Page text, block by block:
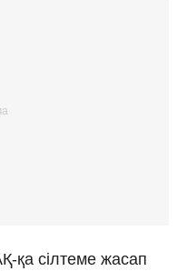
қа сілтеме жасап